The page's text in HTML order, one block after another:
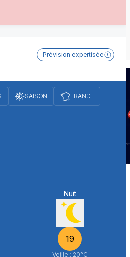
Prévision expertisée
SAISON FRANCE
Nuit
19
Veille : 20°C
: l’été 2026 rejoint
les pires années de l’histoire